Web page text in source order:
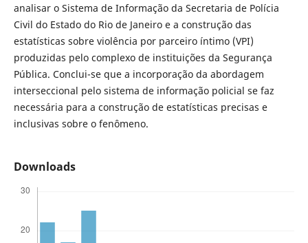
analisar o Sistema de Informação da Secretaria de Polícia
Civil do Estado do Rio de Janeiro e a construção das
estatísticas sobre violência por parceiro íntimo (VPI)
produzidas pelo complexo de instituições da Segurança
Pública. Conclui-se que a incorporação da abordagem
interseccional pelo sistema de informação policial se faz
necessária para a construção de estatísticas precisas e
inclusivas sobre o fenômeno.
Downloads